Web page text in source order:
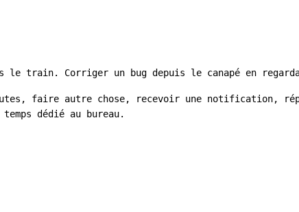
le train. Corriger un bug depuis le canapé en
faire autre chose, recevoir une notification,
dédié au bureau.